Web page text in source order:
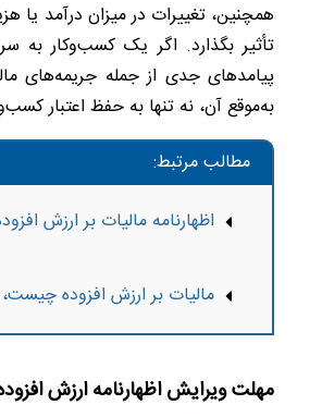
همچنین، تغییرات در میزان درآمد یا
تأثیر بگذارد. اگر یک کسب‌وکار به
پیامدهای جدی از جمله جریمه‌های
به‌موقع آن، نه تنها به حفظ اعتبار
مطالب مرتبط:
اظهارنامه مالیات بر ارزش
مالیات بر ارزش افزوده
مهلت ویرایش اظهارنامه ارزش